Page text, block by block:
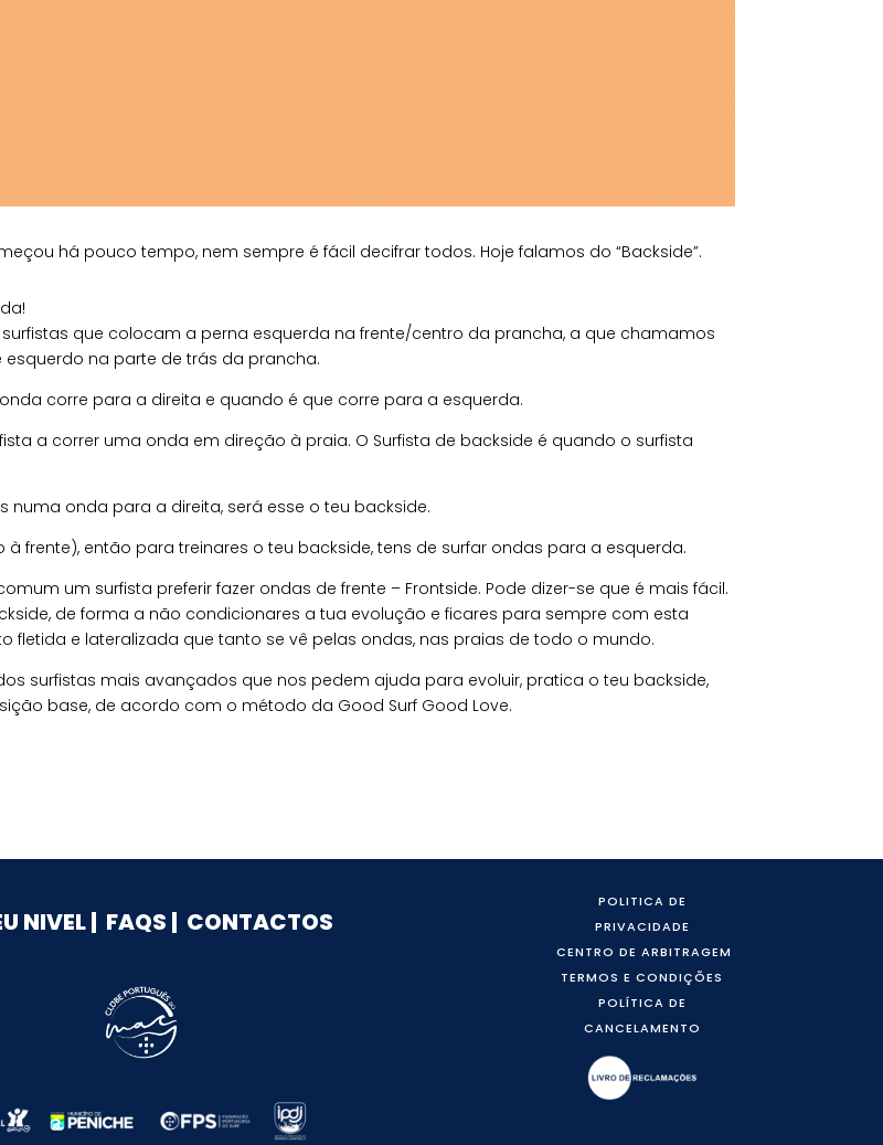
há pouco tempo, nem sempre é fácil decifrar todos. Hoje falamos do “Backside”.
que colocam a perna esquerda na frente/centro da prancha, a que chamamos
na parte de trás da prancha.
corre para a direita e quando é que corre para a esquerda.
a correr uma onda em direção à praia. O Surfista de backside é quando o surfista
onda para a direita, será esse o teu backside.
frente), então para treinares o teu backside, tens de surfar ondas para a esquerda.
um surfista preferir fazer ondas de frente – Frontside. Pode dizer-se que é mais fácil.
de forma a não condicionares a tua evolução e ficares para sempre com esta
fletida e lateralizada que tanto se vê pelas ondas, nas praias de todo o mundo.
surfistas mais avançados que nos pedem ajuda para evoluir, pratica o teu backside,
base, de acordo com o método da Good Surf Good Love.
NIVEL| FAQS | CONTACTOS
POLITICA DE
PRIVACIDADE
CENTRO DE ARBITRAGEM
TERMOS E CONDIÇÕES
POLÍTICA DE
CANCELAMENTO